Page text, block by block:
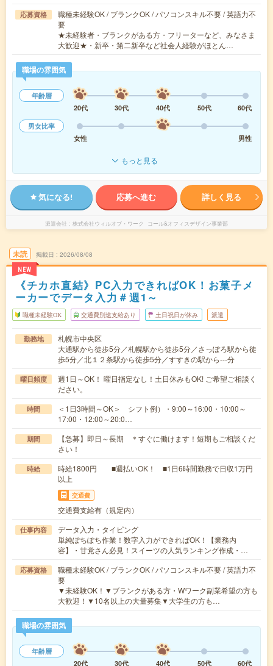
応募資格
職種未経験OK / ブランクOK / パソコンスキル不要 / 英語力不
要
★未経験者・ブランクがある方・フリーターなど、みなさま
大歓迎★・新卒・第二新卒など社会人経験がほとん…
職場の雰囲気
年齢層
20代
30代 40代 50代
60代
男女比率
女性
男性
もっと見る
気になる! 応募へ進む 詳しく見る
派遣会社 株式会社ウィルオブ・ワーク コール&オフィスデザイン事業部
未読
NEW
掲載日 2026/08/08
《チカホ直結》PC入力できればOK！お菓子メ
ーカーでデータ入力＃週1～
職種未経験OK 交通費別途支給あり 土日祝日が休み 派遣
勤務地
札幌市中央区
大通駅から徒歩5分／札幌駅から徒歩5分／さっぽろ駅から徒
歩5分／北１２条駅から徒歩5分／すすきの駅から---分
曜日頻度
週1日～OK！ 曜日指定なし！土日休みもOK! ご希望ご相談く
ださい。
時間
＜1日3時間～OK＞ シフト例）・9:00～16:00・10:00～
17:00・12:00～20:0…
期間
【急募】即日～長期 ＊すぐに働けます！短期もご相談くだ
さい！
時給
時給1800円 ■週払いOK！ ■1日6時間勤務で日収1万円
以上
交通費
交通費支給有（規定内）
仕事内容
データ入力・タイピング
単純ぽちぽち作業！数字入力ができればOK！【業務内
容】・甘党さん必見！スイーツの人気ランキング作成・…
応募資格
職種未経験OK / ブランクOK / パソコンスキル不要 / 英語力不
要
▼未経験OK！▼ブランクがある方・Wワーク副業希望の方も
大歓迎！▼10名以上の大量募集▼大学生の方も…
職場の雰囲気
年齢層
20代
30代 40代 50代 60代